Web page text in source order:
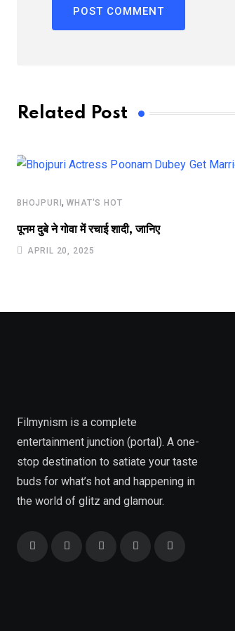
Related Post
BHOJPURI,WHAT'S HOT
पूनम दुबे ने गोवा में रचाई शादी, जानिए
APRIL 20, 2025
Filmynism is a complete
entertainment junction (portal). A one-
stop destination to satiate your taste
buds for what’s hot and happening in
the world of glitz and glamour.